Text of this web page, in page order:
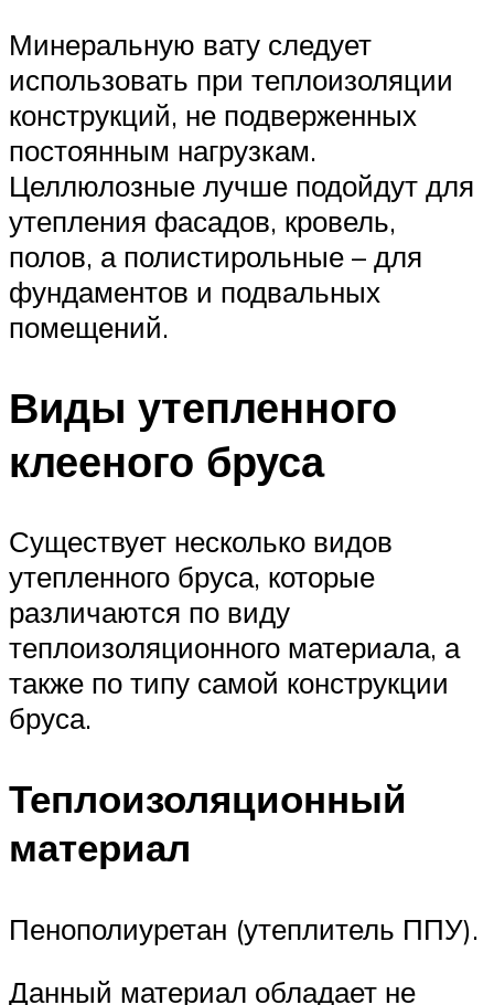
Минеральную вату следует
использовать при теплоизоляции
конструкций, не подверженных
постоянным нагрузкам.
Целлюлозные лучше подойдут для
утепления фасадов, кровель,
полов, а полистирольные – для
фундаментов и подвальных
помещений.
Виды утепленного
клееного бруса
Существует несколько видов
утепленного бруса, которые
различаются по виду
теплоизоляционного материала, а
также по типу самой конструкции
бруса.
Теплоизоляционный
материал
Пенополиуретан (утеплитель ППУ).
Данный материал обладает не